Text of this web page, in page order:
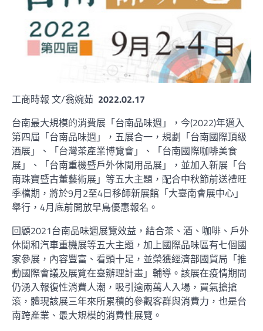
工商時報 文/翁婉茹 2022.02.17
台南最大規模的消費展「台南品味週」，今(2022)年邁入
第四屆「台南品味週」，五展合一，規劃「台南國際頂級
酒展」、「台灣茶產業博覽會」、「台南國際咖啡美食
展」、「台南重機暨戶外休閒用品展」，並加入新展「台
南珠寶暨古董藝術展」等五大主題，配合中秋節前送禮旺
季檔期，將於9月2至4日移師新展館「大臺南會展中心」
舉行，4月底前開放早鳥優惠報名。
回顧2021台南品味週展覽效益，結合茶、酒、咖啡、戶外
休閒和汽車重機展等五大主題，加上國際品味區有七個國
家參展，內容豐富、看頭十足，並榮獲經濟部國貿局「推
動國際會議及展覽在臺辦理計畫」輔導。該展在疫情期間
仍湧入報復性消費人潮，吸引逾兩萬人入場，買氣搶搶
滾，體現該展三年來所累積的參觀客群與消費力，也是台
南跨產業、最大規模的消費性展覽。